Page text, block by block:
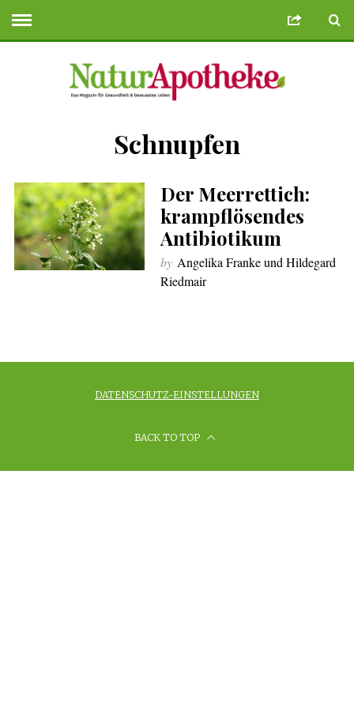
Bonusu Veren SitelerDeneme Bonusu Veren Siteler
Schnupfen
Der Meerrettich:
krampflösendes
Antibiotikum
by Angelika Franke und Hildegard
Riedmair
DATENSCHUTZ-EINSTELLUNGEN
BACK TO TOP